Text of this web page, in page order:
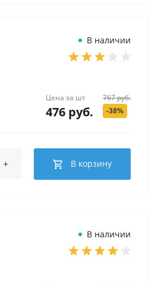
В наличии
Цена за шт
476 руб.
767 руб.
-38%
+ В корзину
В наличии